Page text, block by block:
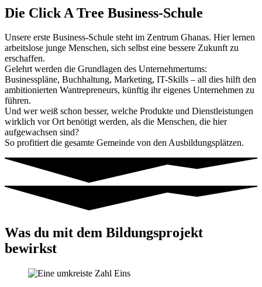
Die Click A Tree Business-Schule
Unsere erste Business-Schule steht im Zentrum Ghanas. Hier lernen
arbeitslose junge Menschen, sich selbst eine bessere Zukunft zu
erschaffen.
Gelehrt werden die Grundlagen des Unternehmertums:
Businesspläne, Buchhaltung, Marketing, IT-Skills – all dies hilft den
ambitionierten Wantrepreneurs, künftig ihr eigenes Unternehmen zu
führen.
Und wer weiß schon besser, welche Produkte und Dienstleistungen
wirklich vor Ort benötigt werden, als die Menschen, die hier
aufgewachsen sind?
So profitiert die gesamte Gemeinde von den Ausbildungsplätzen.
Was du mit dem Bildungsprojekt
bewirkst